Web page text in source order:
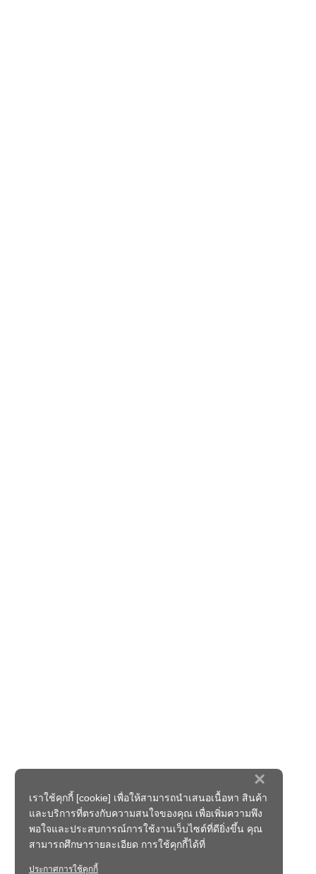
×
เราใช้คุกกี้ [cookie] เพื่อให้สามารถนำเสนอเนื้อหา สินค้า
และบริการที่ตรงกับความสนใจของคุณ เพื่อเพิ่มความพึง
พอใจและประสบการณ์การใช้งานเว็บไซต์ที่ดียิ่งขึ้น คุณ
สามารถศึกษารายละเอียด การใช้คุกกี้ได้ที่
ประกาศการใช้คุกกี้